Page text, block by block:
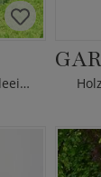
Bank 3-Sitzer aus Schmiedeeisen